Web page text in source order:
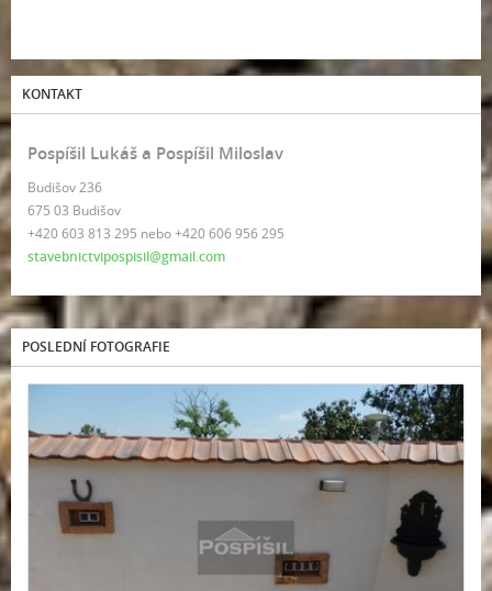
KONTAKT
Pospíšil Lukáš a Pospíšil Miloslav
Budišov 236
675 03 Budišov
+420 603 813 295 nebo +420 606 956 295
stavebnictvipospisil@gmail.com
POSLEDNÍ FOTOGRAFIE